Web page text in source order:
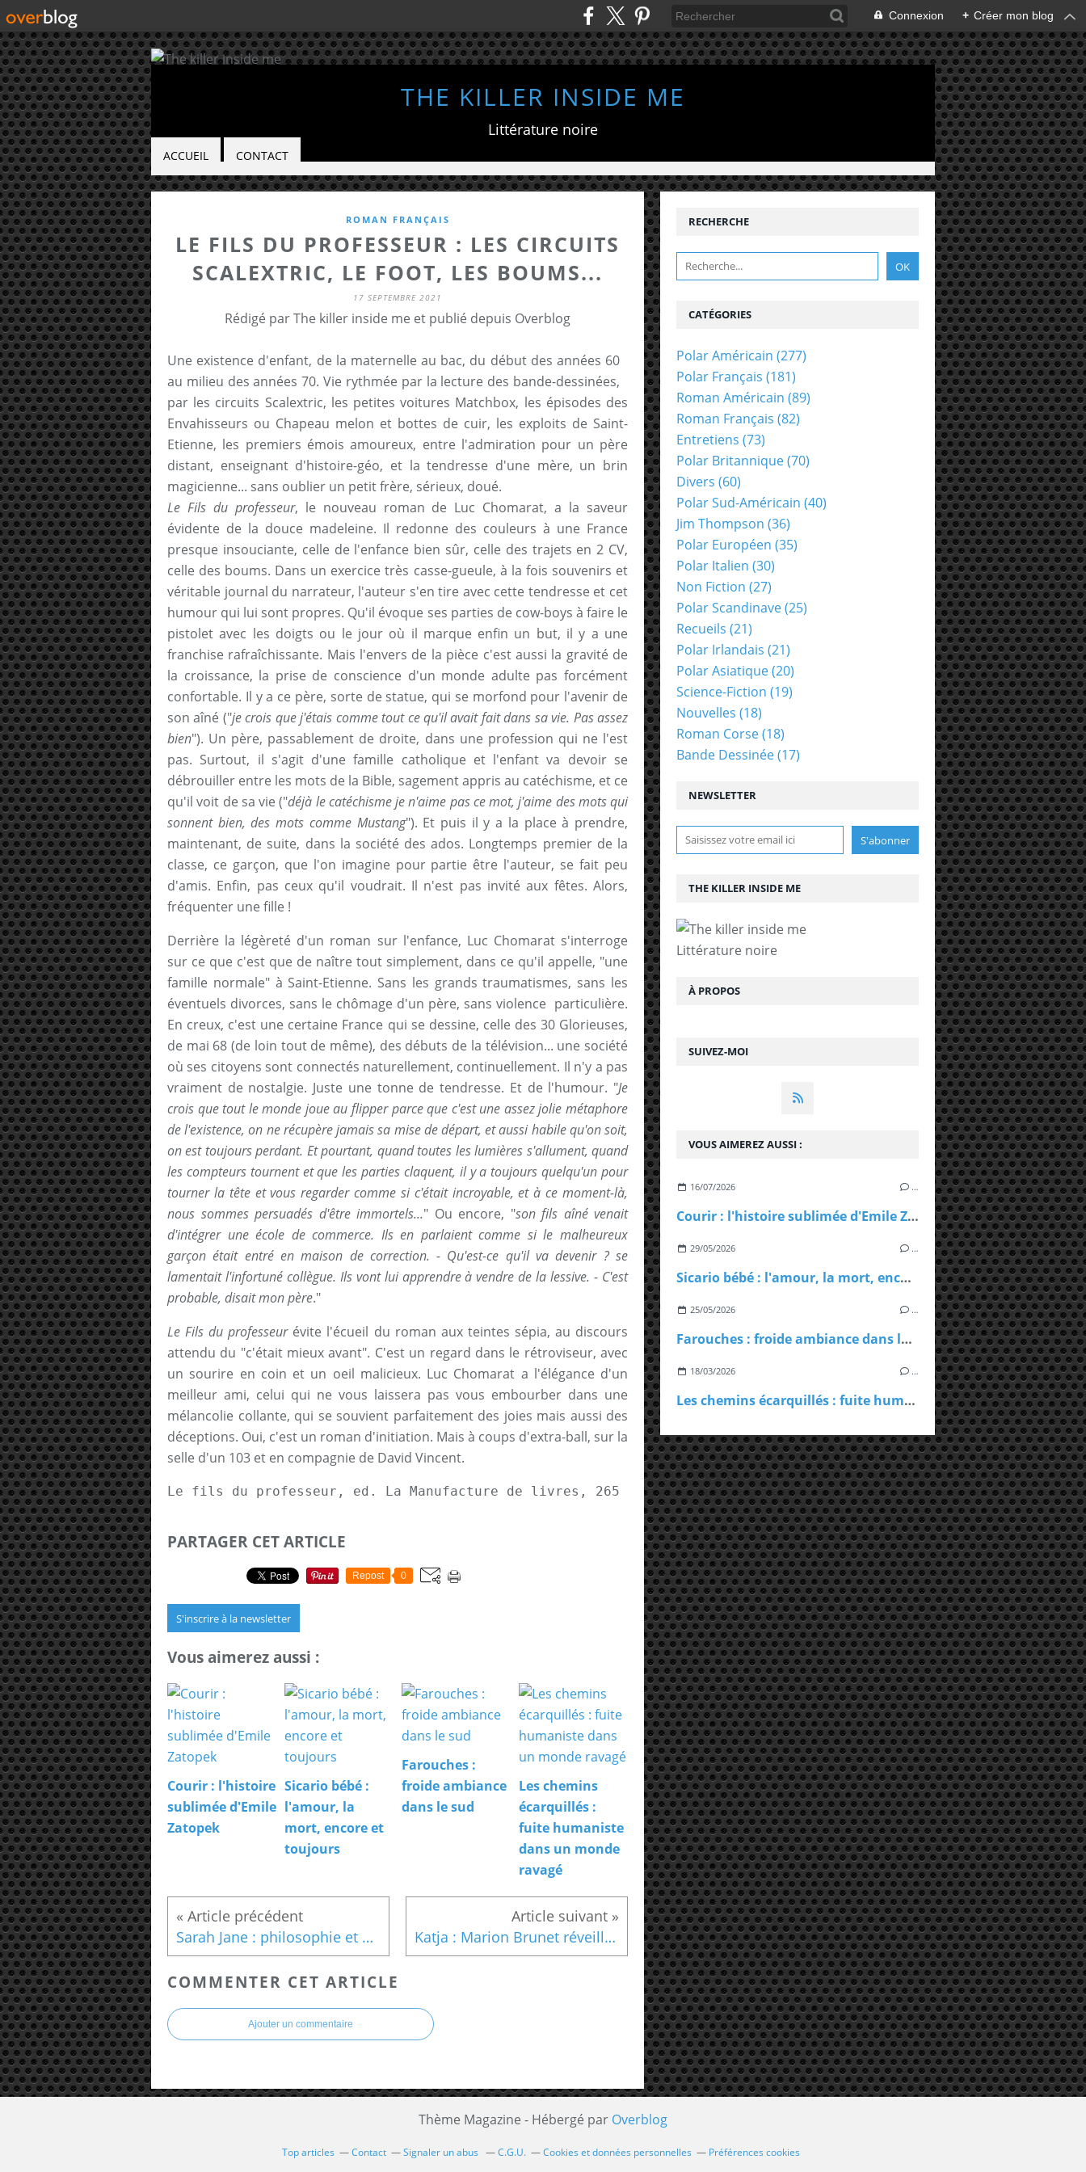
Connexion + Créer mon blog
THE KILLER INSIDE ME
Littérature noire
ACCUEIL CONTACT
ROMAN FRANÇAIS
LE FILS DU PROFESSEUR : LES CIRCUITS
SCALEXTRIC, LE FOOT, LES BOUMS...
17 SEPTEMBRE 2021
Rédigé par The killer inside me et publié depuis Overblog
Une existence d'enfant, de la maternelle au bac, du début des années 60
au milieu des années 70. Vie rythmée par la lecture des bande-dessinées,
par les circuits Scalextric, les petites voitures Matchbox, les épisodes des
Envahisseurs ou Chapeau melon et bottes de cuir, les exploits de Saint-
Etienne, les premiers émois amoureux, entre l'admiration pour un père
distant, enseignant d'histoire-géo, et la tendresse d'une mère, un brin
magicienne... sans oublier un petit frère, sérieux, doué.
Le Fils du professeur, le nouveau roman de Luc Chomarat, a la saveur
évidente de la douce madeleine. Il redonne des couleurs à une France
presque insouciante, celle de l'enfance bien sûr, celle des trajets en 2 CV,
celle des boums. Dans un exercice très casse-gueule, à la fois souvenirs et
véritable journal du narrateur, l'auteur s'en tire avec cette tendresse et cet
humour qui lui sont propres. Qu'il évoque ses parties de cow-boys à faire le
pistolet avec les doigts ou le jour où il marque enfin un but, il y a une
franchise rafraîchissante. Mais l'envers de la pièce c'est aussi la gravité de
la croissance, la prise de conscience d'un monde adulte pas forcément
confortable. Il y a ce père, sorte de statue, qui se morfond pour l'avenir de
son aîné ("je crois que j'étais comme tout ce qu'il avait fait dans sa vie. Pas assez
bien"). Un père, passablement de droite, dans une profession qui ne l'est
pas. Surtout, il s'agit d'une famille catholique et l'enfant va devoir se
débrouiller entre les mots de la Bible, sagement appris au catéchisme, et ce
qu'il voit de sa vie ("déjà le catéchisme je n'aime pas ce mot, j'aime des mots qui
sonnent bien, des mots comme Mustang"). Et puis il y a la place à prendre,
maintenant, de suite, dans la société des ados. Longtemps premier de la
classe, ce garçon, que l'on imagine pour partie être l'auteur, se fait peu
d'amis. Enfin, pas ceux qu'il voudrait. Il n'est pas invité aux fêtes. Alors,
fréquenter une fille !
Derrière la légèreté d'un roman sur l'enfance, Luc Chomarat s'interroge
sur ce que c'est que de naître tout simplement, dans ce qu'il appelle, "une
famille normale" à Saint-Etienne. Sans les grands traumatismes, sans les
éventuels divorces, sans le chômage d'un père, sans violence particulière.
En creux, c'est une certaine France qui se dessine, celle des 30 Glorieuses,
de mai 68 (de loin tout de même), des débuts de la télévision... une société
où ses citoyens sont connectés naturellement, continuellement. Il n'y a pas
vraiment de nostalgie. Juste une tonne de tendresse. Et de l'humour. "Je
crois que tout le monde joue au flipper parce que c'est une assez jolie métaphore
de l'existence, on ne récupère jamais sa mise de départ, et aussi habile qu'on soit,
on est toujours perdant. Et pourtant, quand toutes les lumières s'allument, quand
les compteurs tournent et que les parties claquent, il y a toujours quelqu'un pour
tourner la tête et vous regarder comme si c'était incroyable, et à ce moment-là,
nous sommes persuadés d'être immortels..." Ou encore, "son fils aîné venait
d'intégrer une école de commerce. Ils en parlaient comme si le malheureux
garçon était entré en maison de correction. - Qu'est-ce qu'il va devenir ? se
lamentait l'infortuné collègue. Ils vont lui apprendre à vendre de la lessive. - C'est
probable, disait mon père."
Le Fils du professeurévite l'écueil du roman aux teintes sépia, au discours
attendu du "c'était mieux avant". C'est un regard dans le rétroviseur, avec
un sourire en coin et un oeil malicieux. Luc Chomarat a l'élégance d'un
meilleur ami, celui qui ne vous laissera pas vous embourber dans une
mélancolie collante, qui se souvient parfaitement des joies mais aussi des
déceptions. Oui, c'est un roman d'initiation. Mais à coups d'extra-ball, sur la
selle d'un 103 et en compagnie de David Vincent.
Le fils du professeur, ed. La Manufacture de livres, 265 pages, 19, 90 euros
PARTAGER CET ARTICLE
Repost 0
S'inscrire à la newsletter
Vous aimerez aussi :
Courir : l'histoire
sublimée d'Emile
Zatopek
Sicario bébé :
l'amour, la
mort, encore et
toujours
Farouches :
froide ambiance
dans le sud
Les chemins
écarquillés :
fuite humaniste
dans un monde
ravagé
Sarah Jane : philosophie et poésie d'une femme shérif Katja : Marion Brunet réveille les démons de la RDA
COMMENTER CET ARTICLE
Ajouter un commentaire
NEWSLETTER
SUIVEZ-MOI
RECHERCHE
THE KILLER INSIDE ME
Littérature noire
À PROPOS
VOUS AIMEREZ AUSSI :
16/07/2026 …
Courir : l'histoire sublimée d'Emile Zatopek
29/05/2026 …
Sicario bébé : l'amour, la mort, encore et toujours
25/05/2026 …
Farouches : froide ambiance dans le sud
18/03/2026 …
Les chemins écarquillés : fuite humaniste dans un monde ravagé
CATÉGORIES
Polar Américain (277)
Polar Français (181)
Roman Américain (89)
Roman Français (82)
Entretiens (73)
Polar Britannique(70)
Divers (60)
Polar Sud-Américain (40)
Jim Thompson (36)
Polar Européen (35)
Polar Italien (30)
Non Fiction (27)
Polar Scandinave(25)
Recueils (21)
Polar Irlandais (21)
Polar Asiatique(20)
Science-Fiction (19)
Nouvelles (18)
Roman Corse(18)
Bande Dessinée(17)
Thème Magazine - Hébergé par Overblog
Top articles Contact Signaler un abus C.G.U. Cookies et données personnelles Préférences cookies